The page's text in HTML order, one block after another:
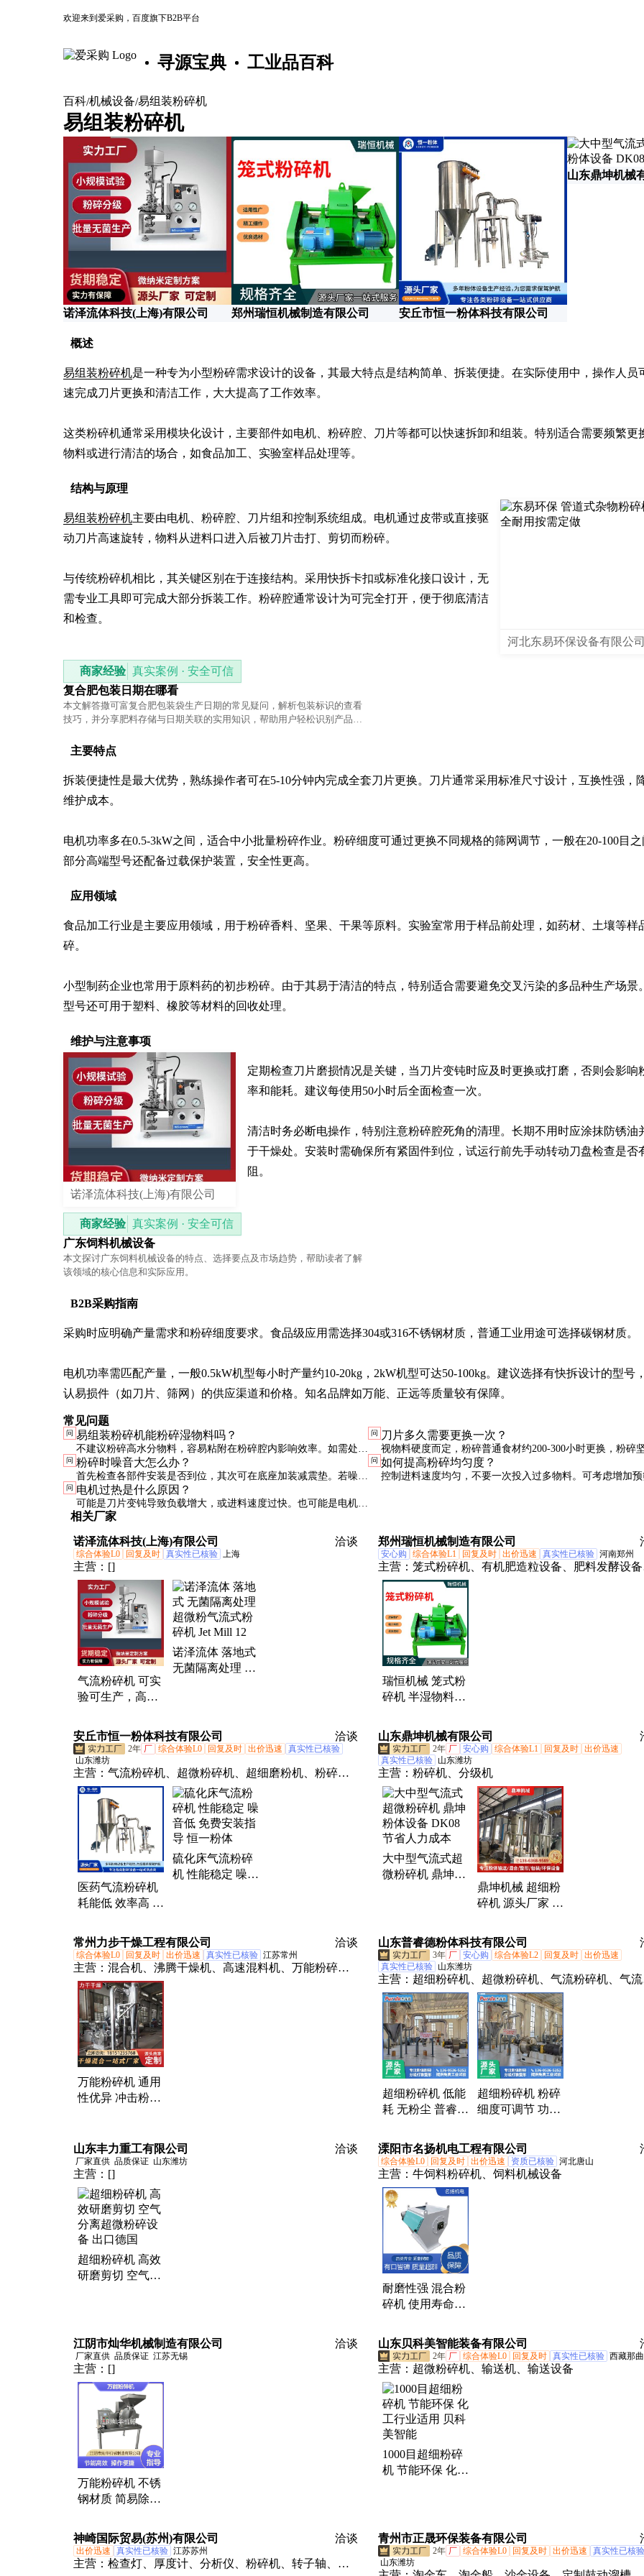
欢迎来到爱采购，百度旗下B2B平台
寻源宝典 工业品百科
百科/机械设备/易组装粉碎机
易组装粉碎机
诺泽流体科技(上海)有限公司 郑州瑞恒机械制造有限公司 安丘市恒一粉体科技有限公司
山东鼎坤机械
概述
易组装粉碎机是一种专为小型粉碎需求设计的设备，其最大特点是结构简单、拆装便捷。在实际使用中，操作人员
速完成刀片更换和清洁工作，大大提高了工作效率。
这类粉碎机通常采用模块化设计，主要部件如电机、粉碎腔、刀片等都可以快速拆卸和组装。特别适合需要频繁更
物料或进行清洁的场合，如食品加工、实验室样品处理等。
结构与原理
河北东易环保设备有限公
易组装粉碎机主要由电机、粉碎腔、刀片组和控制系统组成。电机通过皮带或直接驱
动刀片高速旋转，物料从进料口进入后被刀片击打、剪切而粉碎。
与传统粉碎机相比，其关键区别在于连接结构。采用快拆卡扣或标准化接口设计，无
需专业工具即可完成大部分拆装工作。粉碎腔通常设计为可完全打开，便于彻底清洁
和检查。
商家经验 真实案例 · 安全可信
复合肥包装日期在哪看
本文解答撒可富复合肥包装袋生产日期的常见疑问，解析包装标识的查看
技巧，并分享肥料存储与日期关联的实用知识，帮助用户轻松识别产品信
主要特点
拆装便捷性是最大优势，熟练操作者可在5-10分钟内完成全套刀片更换。刀片通常采用标准尺寸设计，互换性强，
维护成本。
电机功率多在0.5-3kW之间，适合中小批量粉碎作业。粉碎细度可通过更换不同规格的筛网调节，一般在20-100目
部分高端型号还配备过载保护装置，安全性更高。
应用领域
食品加工行业是主要应用领域，用于粉碎香料、坚果、干果等原料。实验室常用于样品前处理，如药材、土壤等样
碎。
小型制药企业也常用于原料药的初步粉碎。由于其易于清洁的特点，特别适合需要避免交叉污染的多品种生产场景
型号还可用于塑料、橡胶等材料的回收处理。
维护与注意事项
诺泽流体科技(上海)有限公司
定期检查刀片磨损情况是关键，当刀片变钝时应及时更换或打磨，否则会影响
率和能耗。建议每使用50小时后全面检查一次。
清洁时务必断电操作，特别注意粉碎腔死角的清理。长期不用时应涂抹防锈油
于干燥处。安装时需确保所有紧固件到位，试运行前先手动转动刀盘检查是否
阻。
商家经验 真实案例 · 安全可信
广东饲料机械设备
本文探讨广东饲料机械设备的特点、选择要点及市场趋势，帮助读者了解
该领域的核心信息和实际应用。
B2B采购指南
采购时应明确产量需求和粉碎细度要求。食品级应用需选择304或316不锈钢材质，普通工业用途可选择碳钢材质。
电机功率需匹配产量，一般0.5kW机型每小时产量约10-20kg，2kW机型可达50-100kg。建议选择有快拆设计的型号
认易损件（如刀片、筛网）的供应渠道和价格。知名品牌如万能、正远等质量较有保障。
常见问题
问 易组装粉碎机能粉碎湿物料吗？
不建议粉碎高水分物料，容易粘附在粉碎腔内影响效率。如需处理
湿料，应选择专门设计的湿式粉碎机。
问 刀片多久需要更换一次？
视物料硬度而定，粉碎普通食材约200-300小时更换，粉碎
料可能50小时就需要更换。当发现产量下降或能耗增加时
问 粉碎时噪音大怎么办？
首先检查各部件安装是否到位，其次可在底座加装减震垫。若噪音
突然增大，应立即停机检查是否有零件松动或异物进入。
问 如何提高粉碎均匀度？
控制进料速度均匀，不要一次投入过多物料。可考虑增加
问 电机过热是什么原因？
可能是刀片变钝导致负载增大，或进料速度过快。也可能是电机散
热不良，应确保通风口不被堵塞。
相关厂家
诺泽流体科技(上海)有限公司 洽谈
综合体验L0 回复及时 真实性已核验 上海
主营： []
气流粉碎机 可实
验可生产，高精
碎
诺泽流体 落地式
无菌隔离处理 超
郑州瑞恒机械制造有限公司
安心购 综合体验L1 回复及时 出价迅速 真实性已核验 河南郑州
主营： 笼式粉碎机、有机肥造粒设备、肥料发酵设
有机肥生产线
瑞恒机械 笼式粉
碎机 半湿物料有
中药渣蘑菇渣打
碎机
安丘市恒一粉体科技有限公司 洽谈
2年 厂 综合体验L0 回复及时 出价迅速
真实性已核验
山东潍坊
主营： 气流粉碎机、超微粉碎机、超细磨粉机、粉碎磨
粉设备
医药气流粉碎机
耗能低 效率高 使
装指导 实力工厂
硫化床气流粉碎
机 性能稳定 噪音
山东鼎坤机械有限公司
2年 厂 安心购 综合体验L1 回复及时 出价迅速
真实性已核验 山东潍坊
主营： 粉碎机、分级机
大中型气流式超
微粉碎机 鼎坤粉
鼎坤机械 超细粉
碎机 源头厂家 结
DK23
常州力步干燥工程有限公司 洽谈
综合体验L0 回复及时 出价迅速 真实性已核验 江苏常州
主营： 混合机、沸腾干燥机、高速混料机、万能粉碎
机、超微粉碎机、真空干燥机、高速搅拌机、负压耙式
干燥机
万能粉碎机 通用
性优异 冲击粉碎
山东普睿德粉体科技有限公司
3年 厂 安心购 综合体验L2 回复及时 出价迅速
真实性已核验 山东潍坊
主营： 超细粉碎机、超微粉碎机、气流粉碎机、气
级机
超细粉碎机 低能
耗 无粉尘 普睿德
用寿命长 PRD01
超细粉碎机 粉碎
细度可调节 功耗
支持定制
山东丰力重工有限公司 洽谈
厂家直供 品质保证 山东潍坊
主营： []
超细粉碎机 高效
研磨剪切 空气分
溧阳市名扬机电工程有限公司
综合体验L0 回复及时 出价迅速 资质已核验 河北唐山
主营： 牛饲料粉碎机、饲料机械设备
耐磨性强 混合粉
碎机 使用寿命长
电
江阴市灿华机械制造有限公司 洽谈
厂家直供 品质保证 江苏无锡
主营： []
万能粉碎机 不锈
钢材质 简易除尘
范围广
山东贝科美智能装备有限公司
2年 厂 综合体验L0 回复及时 真实性已核验 西藏那曲
主营： 超微粉碎机、输送机、输送设备
1000目超细粉碎
机 节能环保 化工
神崎国际贸易(苏州)有限公司 洽谈
出价迅速 真实性已核验 江苏苏州
主营： 检查灯、厚度计、分析仪、粉碎机、转子轴、固
青州市正晟环保装备有限公司
2年 厂 综合体验L0 回复及时 出价迅速
真实性已核验
山东潍坊